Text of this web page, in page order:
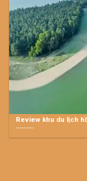
Review khu du lịch